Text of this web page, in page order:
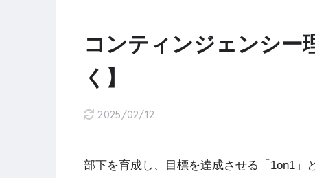
コンティンジェンシー
く】
2025/02/12
部下を育成し、目標を達成させる「1on1